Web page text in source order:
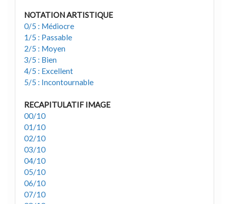
NOTATION ARTISTIQUE
0/5 : Médiocre
1/5 : Passable
2/5 : Moyen
3/5 : Bien
4/5 : Excellent
5/5 : Incontournable
RECAPITULATIF IMAGE
00/10
01/10
02/10
03/10
04/10
05/10
06/10
07/10